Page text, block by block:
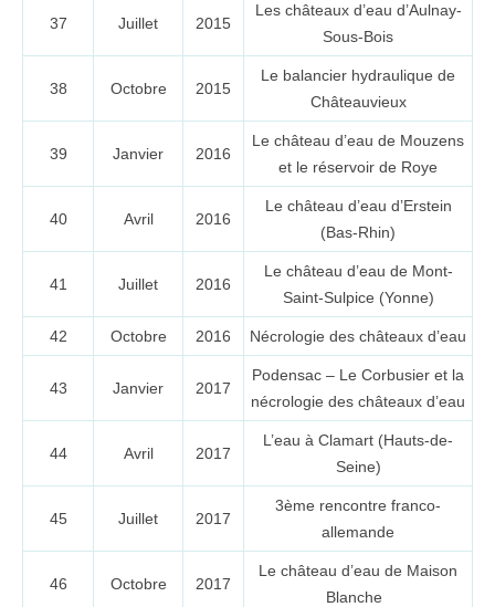
37 Juillet 2015
Les châteaux d’eau d’Aulnay-
Sous-Bois
38 Octobre 2015
Le balancier hydraulique de
Châteauvieux
39 Janvier 2016
Le château d’eau de Mouzens
et le réservoir de Roye
40 Avril 2016
Le château d’eau d’Erstein
(Bas-Rhin)
41 Juillet 2016
Le château d’eau de Mont-
Saint-Sulpice (Yonne)
42 Octobre 2016 Nécrologie des châteaux d’eau
43 Janvier 2017
Podensac – Le Corbusier et la
nécrologie des châteaux d’eau
44 Avril 2017
L’eau à Clamart (Hauts-de-
Seine)
45 Juillet 2017
3ème rencontre franco-
allemande
46 Octobre 2017
Le château d’eau de Maison
Blanche